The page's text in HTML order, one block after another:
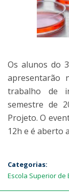
Os alunos do
apresentarão
trabalho de
semestre de
Projeto. O
12h e é aberto
Categorias:
Escola Superior de